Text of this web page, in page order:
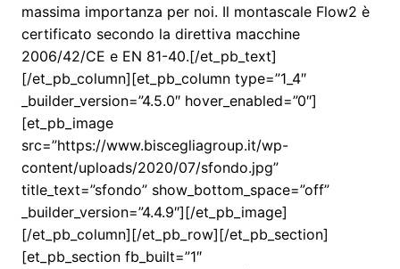
massima importanza per noi. Il montascale Flow2 è
certificato secondo la direttiva macchine
2006/42/CE e EN 81-40.[/et_pb_text]
[/et_pb_column][et_pb_column type=”1_4″
_builder_version=”4.5.0″ hover_enabled=”0″]
[et_pb_image
src=”https://www.biscegliagroup.it/wp-
content/uploads/2020/07/sfondo.jpg”
title_text=”sfondo” show_bottom_space=”off”
_builder_version=”4.4.9″][/et_pb_image]
[/et_pb_column][/et_pb_row][/et_pb_section]
[et_pb_section fb_built=”1″